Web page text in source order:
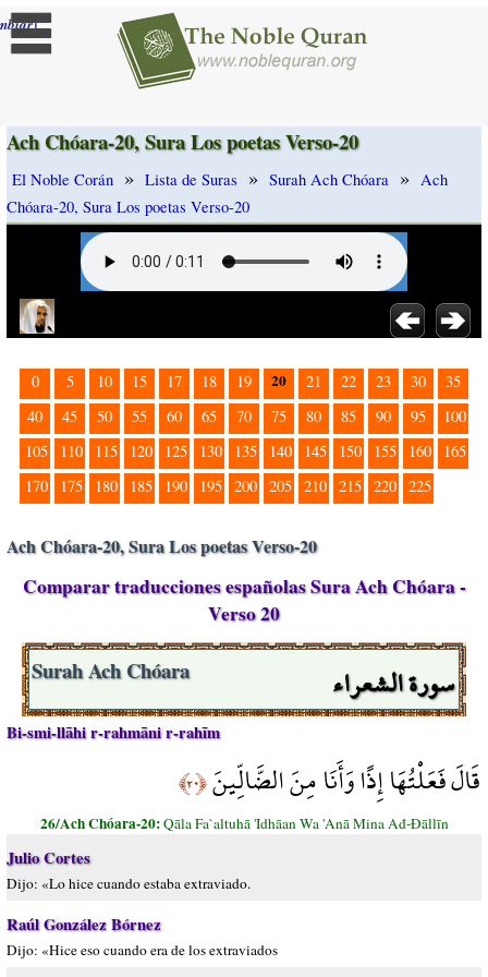
]
Ach Chóara-20, Sura Los poetas Verso-20
El Noble Corán » Lista de Suras » Surah Ach Chóara » Ach
Chóara-20, Sura Los poetas Verso-20
0 5 10 15 17 18 19 20 21 22 23 30
35
40
45 50 55 60 65 70 75 80 85 90 95
100
105
110 115 120 125 130 135 140 145 150 155 160
165
170
175 180 185 190 195 200 205 210 215 220 225
Ach Chóara-20, Sura Los poetas Verso-20
Comparar traducciones españolas Sura Ach Chóara -
Verso 20
سورة الشعراء Surah Ach Chóara
Bi-smi-llāhi r-rahmāni r-rahīm
قَالَ فَعَلْتُهَا إِذًا وَأَنَا مِنَ الضَّالِّينَ﴿٢٠﴾
26/Ach Chóara-20:Qāla Fa`altuhā 'Idhāan Wa 'Anā Mina Ađ-Đāllīn
Julio Cortes
Dijo: «Lo hice cuando estaba extraviado.
Raúl González Bórnez
Dijo: «Hice eso cuando era de los extraviados